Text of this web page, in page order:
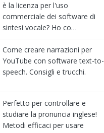
è la licenza per l'uso
commerciale dei software di
sintesi vocale? Ho co…
Come creare narrazioni per
YouTube con software text-to-
speech. Consigli e trucchi.
Perfetto per controllare e
studiare la pronuncia inglese!
Metodi efficaci per usare